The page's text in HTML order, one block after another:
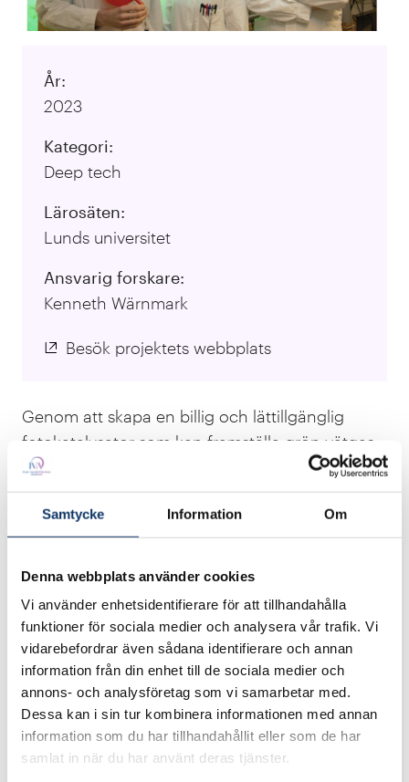
Samtycke Information Om
Denna webbplats använder cookies
Vi använder enhetsidentifierare för att tillhandahålla
funktioner för sociala medier och analysera vår trafik. Vi
vidarebefordrar även sådana identifierare och annan
information från din enhet till de sociala medier och
annons- och analysföretag som vi samarbetar med.
Dessa kan i sin tur kombinera informationen med annan
information som du har tillhandahållit eller som de har
samlat in när du har använt deras tjänster.
År:
2023
Kategori:
Deep tech
Lärosäten:
Lunds universitet
Ansvarig forskare:
Kenneth Wärnmark
Besök projektets webbplats
Genom att skapa en billig och lättillgänglig
fotokatalysator som kan framställa grön vätgas
utan el från elnätet möjliggörs storskalig
vätgasproduktion utan att konkurrera om elen
som behövs till annat i samhället. Denna
storskaliga vätgasproduktion möjliggör
omställning till fossilfria drivmedel för tunga
transporter och snabbare uppskalning av
vätgasanvändningen inom industrin.
Solcellerna som vi utvecklar baserade på järn är
enkla att tillverka och är dessutom semi-flexibla
och transparenta. Inom några år kan dessa vara
alternativ till befintliga solcellstekniker framför
allt för lågintensivt inomhusljus, och då utgöra